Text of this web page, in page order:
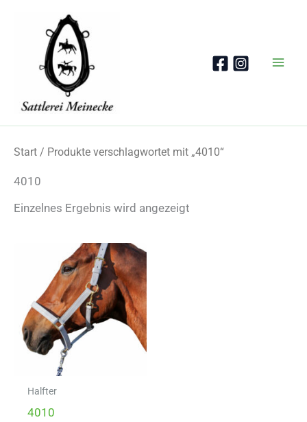
Start / Produkte verschlagwortet mit „4010“
4010
Einzelnes Ergebnis wird angezeigt
Halfter
4010